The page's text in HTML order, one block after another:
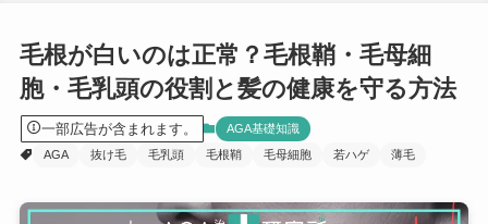
毛根が白いのは正常？毛根鞘・毛母細
胞・毛乳頭の役割と髪の健康を守る方法
一部広告が含まれます。
AGA基礎知識
AGA
抜け毛 毛乳頭 毛根鞘 毛母細胞 若ハゲ 薄毛